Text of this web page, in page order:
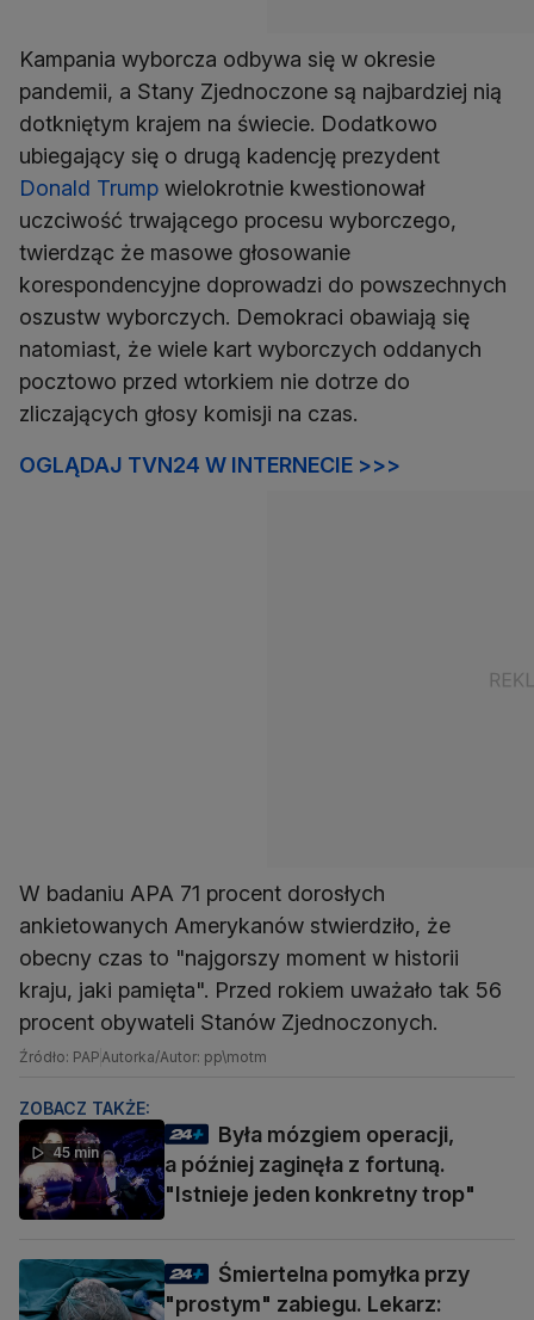
Kampania wyborcza odbywa się w okresie
pandemii, a Stany Zjednoczone są najbardziej nią
dotkniętym krajem na świecie. Dodatkowo
ubiegający się o drugą kadencję prezydent
Donald Trump wielokrotnie kwestionował
uczciwość trwającego procesu wyborczego,
twierdząc że masowe głosowanie
korespondencyjne doprowadzi do powszechnych
oszustw wyborczych. Demokraci obawiają się
natomiast, że wiele kart wyborczych oddanych
pocztowo przed wtorkiem nie dotrze do
zliczających głosy komisji na czas.
OGLĄDAJ TVN24 W INTERNECIE >>>
W badaniu APA 71 procent dorosłych
ankietowanych Amerykanów stwierdziło, że
obecny czas to "najgorszy moment w historii
kraju, jaki pamięta". Przed rokiem uważało tak 56
procent obywateli Stanów Zjednoczonych.
Źródło: PAPAutorka/Autor: pp\motm
ZOBACZ TAKŻE:
45 min
Była mózgiem operacji,
a później zaginęła z fortuną.
"Istnieje jeden konkretny trop"
Śmiertelna pomyłka przy
"prostym" zabiegu. Lekarz: